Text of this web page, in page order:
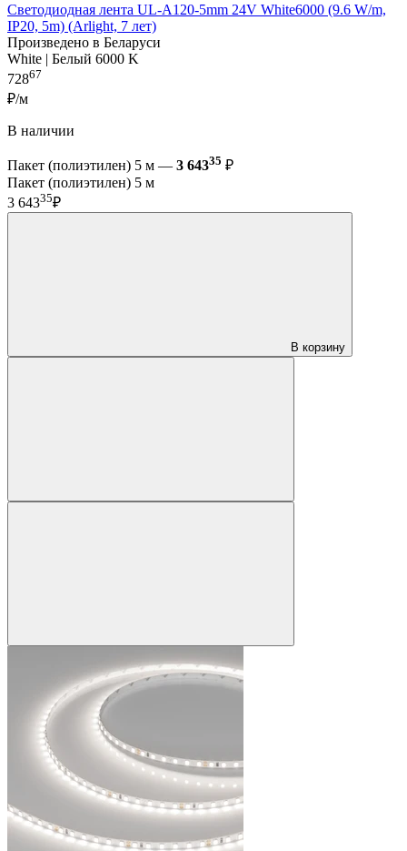
Светодиодная лента UL-A120-5mm 24V White6000 (9.6 W/m,
IP20, 5m) (Arlight, 7 лет)
Произведено в Беларуси
White | Белый 6000 K
72867
₽/м
В наличии
Пакет (полиэтилен) 5 м — 3 64335 ₽
Пакет (полиэтилен) 5 м
3 64335₽
В корзину